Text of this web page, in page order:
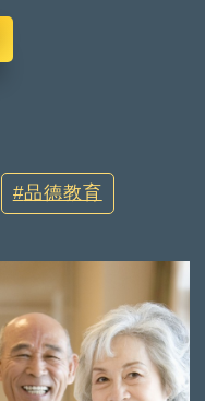
品德教育